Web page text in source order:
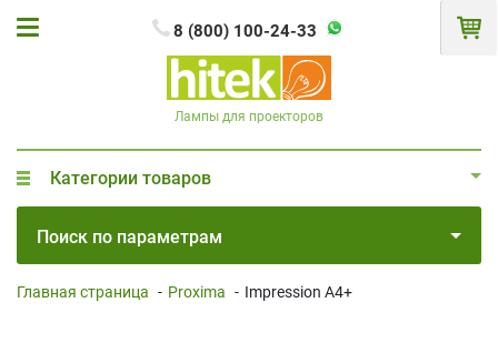
8 (800) 100-24-33
Лампы для проекторов
Категории товаров
Поиск по параметрам
Главная страница - Proxima - Impression A4+